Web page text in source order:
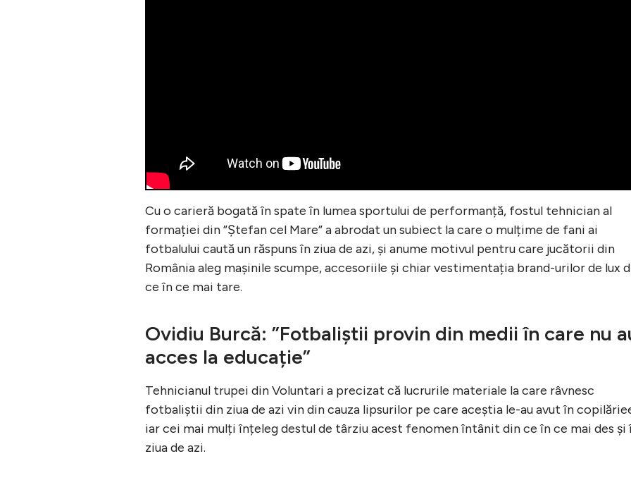
Cu o carieră bogată în spate în lumea sportului de performanță, fostul tehnician al
formației din ”Ștefan cel Mare” a abrodat un subiect la care o mulțime de fani ai
fotbalului caută un răspuns în ziua de azi, și anume motivul pentru care jucătorii din
România aleg mașinile scumpe, accesoriile și chiar vestimentația brand-urilor de lux
ce în ce mai tare.
Ovidiu Burcă: ”Fotbaliștii provin din medii în care nu
acces la educație”
Tehnicianul trupei din Voluntari a precizat că lucrurile materiale la care râvnesc
fotbaliștii din ziua de azi vin din cauza lipsurilor pe care aceștia le-au avut în
iar cei mai mulți înțeleg destul de târziu acest fenomen întânit din ce în ce mai des și
ziua de azi.